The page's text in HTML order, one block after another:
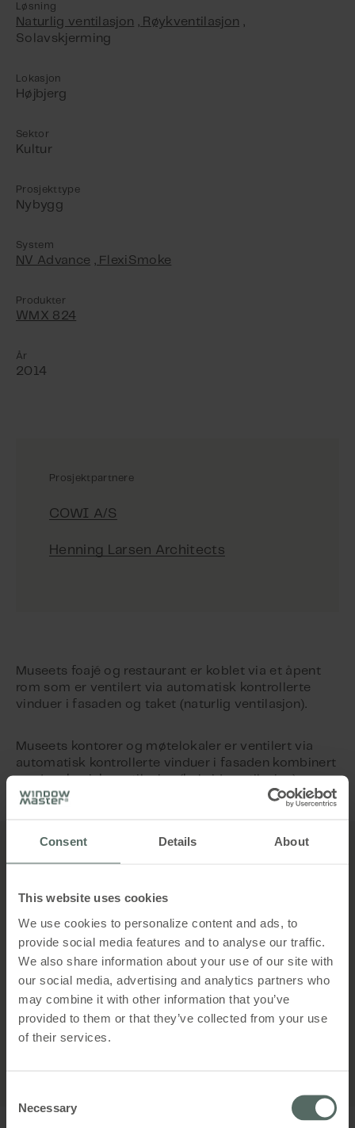
Consent Details About
This website uses cookies
We use cookies to personalize content and ads, to
provide social media features and to analyse our traffic.
We also share information about your use of our site with
our social media, advertising and analytics partners who
may combine it with other information that you’ve
provided to them or that they’ve collected from your use
of their services.
Selection
Necessary
Løsning
Naturlig ventilasjon , Røykventilasjon
Solavskjerming
Lokasjon
Højbjerg
Sektor
Kultur
Prosjekttype
Nybygg
System
NV Advance , FlexiSmoke
Produkter
WMX 824
År
2014
Prosjektpartnere
COWI A/S
Henning Larsen Architects
Museets foajé og restaurant er koblet via et åpent
rom som er ventilert via automatisk kontrollerte
vinduer i fasaden og taket (naturlig ventilasjon).
Museets kontorer og møtelokaler er ventilert via
automatisk kontrollerte vinduer i fasaden kombinert
med mekanisk ventilasjon (hybrid ventilasjon).
viktig at vi gir de besøkende en helhetlig
et «wow øyeblikk» fra utsiden, men vi må
også ta dette med inn. Inneklimaet spiller
en sentral rolle her. Jeg er derfor
begeistret over at komfortnivået ved bruk
alltid frisk luft inne, som selvsagt påvirker
ansatte og besøkende."